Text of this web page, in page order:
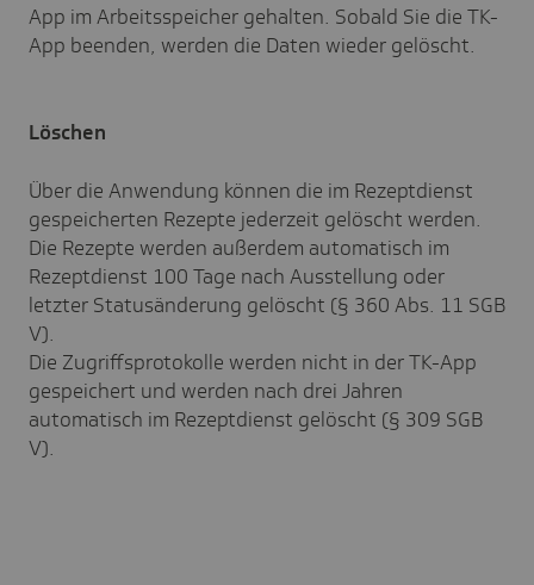
App im Arbeitsspeicher gehalten. Sobald Sie die TK-
App beenden, werden die Daten wieder gelöscht.
Löschen
Über die Anwendung können die im Rezeptdienst
gespeicherten Rezepte jederzeit gelöscht werden.
Die Rezepte werden außerdem automatisch im
Rezeptdienst 100 Tage nach Ausstellung oder
letzter Statusänderung gelöscht (§ 360 Abs. 11 SGB
V).
Die Zugriffsprotokolle werden nicht in der TK-App
gespeichert und werden nach drei Jahren
automatisch im Rezeptdienst gelöscht (§ 309 SGB
V).